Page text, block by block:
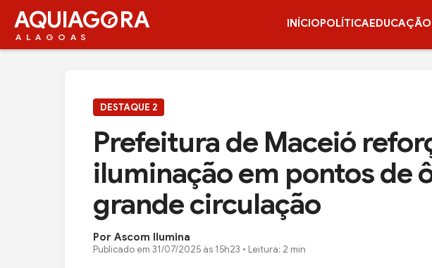
AQUIAG RA
ALAGOAS
INÍCIOPOLÍTICAEDUCAÇÃO
DESTAQUE 2
Prefeitura de Maceió
iluminação em pontos de
grande circulação
Por Ascom Ilumina
Publicado em 31/07/2025 às 15h23 • Leitura: 2 min